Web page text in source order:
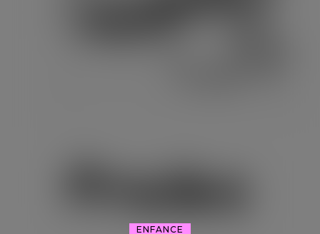
ENFANCE